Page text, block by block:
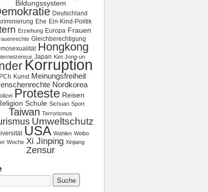
Bildungssystem
Deutschland
Ehe Ein-Kind-Politik
Erziehung Europa Frauen
Gleichberechtigung
Hongkong
Japan Kim Jong-un
Korruption
Kunst Meinungsfreiheit
Nordkorea
Proteste Reisen
Schule Sichuan Sport
Taiwan Terrorismus
Umweltschutz
USA Wahlen Weibo
Woche Xi Jinping Xinjiang
Zensur